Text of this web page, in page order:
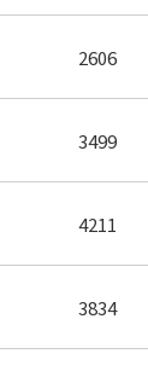
2606
3499
4211
3834